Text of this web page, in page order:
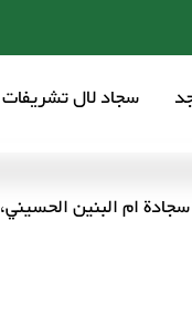
سجاد لال تشریفات
سجادة ام البنين